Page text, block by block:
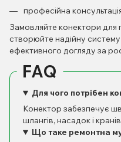
професійна
Замовляйте конектори для
створюйте надійну
ефективного догляду за
FAQ
Для чого потрібен
Конектор забезпечує
шлангів, насадок і
Що таке ремонтна